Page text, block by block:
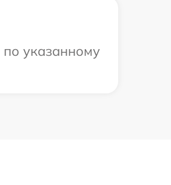
указанному